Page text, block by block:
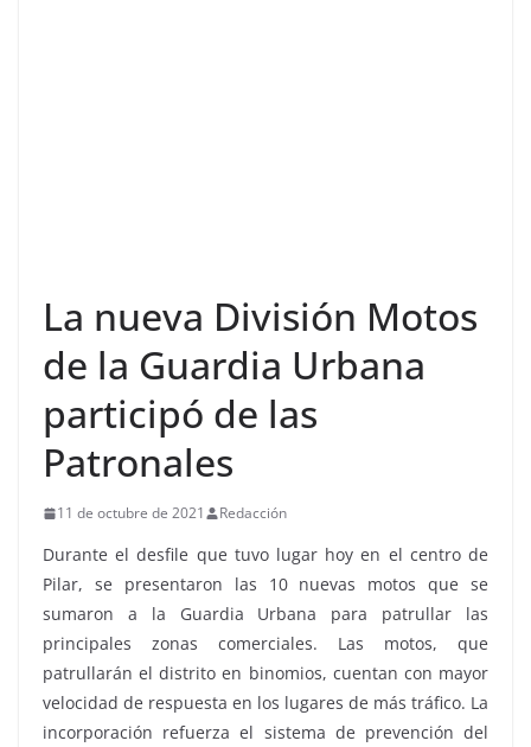
La nueva División Motos
de la Guardia Urbana
participó de las
Patronales
11 de octubre de 2021 Redacción
Durante el desfile que tuvo lugar hoy en el centro de
Pilar, se presentaron las 10 nuevas motos que se
sumaron a la Guardia Urbana para patrullar las
principales zonas comerciales. Las motos, que
patrullarán el distrito en binomios, cuentan con mayor
velocidad de respuesta en los lugares de más tráfico. La
incorporación refuerza el sistema de prevención del